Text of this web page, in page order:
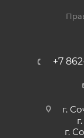
+7
г.
г.